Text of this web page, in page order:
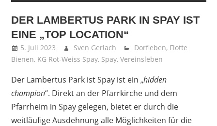
DER LAMBERTUS PARK IN SPAY IST
EINE „TOP LOCATION“
5. Juli 2023 Sven Gerlach Dorfleben, Flotte
Bienen, KG Rot-Weiss Spay, Spay, Vereinsleben
Der Lambertus Park ist Spay ist ein „hidden
champion“. Direkt an der Pfarrkirche und dem
Pfarrheim in Spay gelegen, bietet er durch die
weitläufige Ausdehnung alle Möglichkeiten für die